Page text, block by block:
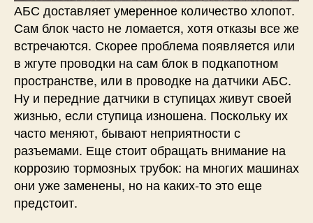
АБС доставляет умеренное количество хлопот.
Сам блок часто не ломается, хотя отказы все же
встречаются. Скорее проблема появляется или
в жгуте проводки на сам блок в подкапотном
пространстве, или в проводке на датчики АБС.
Ну и передние датчики в ступицах живут своей
жизнью, если ступица изношена. Поскольку их
часто меняют, бывают неприятности с
разъемами. Еще стоит обращать внимание на
коррозию тормозных трубок: на многих машинах
они уже заменены, но на каких-то это еще
предстоит.